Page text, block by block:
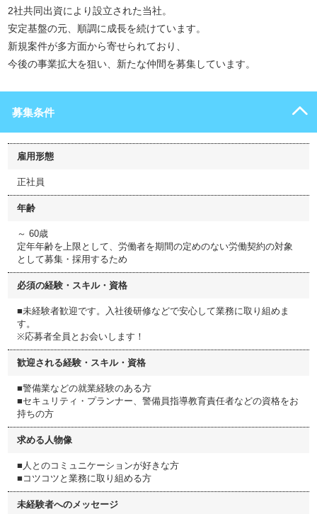
2社共同出資により設立された当社。
安定基盤の元、順調に成長を続けています。
新規案件が多方面から寄せられており、
今後の事業拡大を狙い、新たな仲間を募集しています。
募集条件
雇用形態
正社員
年齢
～ 60歳
定年年齢を上限として、労働者を期間の定めのない労働契約の対象
として募集・採用するため
必須の経験・スキル・資格
■未経験者歓迎です。入社後研修などで安心して業務に取り組めま
す。
※応募者全員とお会いします！
歓迎される経験・スキル・資格
■警備業などの就業経験のある方
■セキュリティ・プランナー、警備員指導教育責任者などの資格をお
持ちの方
求める人物像
■人とのコミュニケーションが好きな方
■コツコツと業務に取り組める方
未経験者へのメッセージ